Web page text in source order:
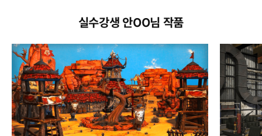
실수강생 안OO님 작품